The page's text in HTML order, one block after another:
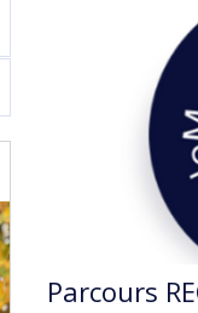
Parcours